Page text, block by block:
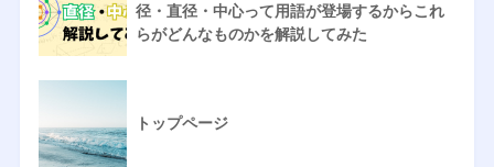
径・直径・中心って用語が登場するからこれ
らがどんなものかを解説してみた
トップページ